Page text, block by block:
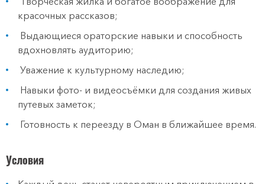
красочных рассказов;
Выдающиеся ораторские навыки и способность
вдохновлять аудиторию;
Уважение к культурному наследию;
Навыки фото- и видеосъёмки для создания живых
путевых заметок;
Готовность к переезду в Оман в ближайшее время.
Условия